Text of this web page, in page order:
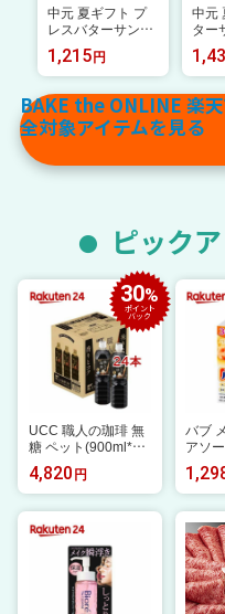
中元 夏ギフト プ
レスバターサンド
5個入 PRESS BU
TTER SAND【のし
無料】【公式】2026
ギフト 個包装 プ
チギフト お配り
お取り寄せ プレゼ
お菓子 スイーツ
洋菓子 焼き菓子
1,215円
中元
ター
おう
ESS
ND【
式】
プチ
お取
BAKE the ONLINE 楽
全対象アイテムを見る
ピック
UCC 職人の珈琲 無
糖 ペット(900ml*24
本セット)【職人の珈
琲】[アイスコーヒー
アイス ペットボトル
ブラック ケース]
4,820 円
30%
ポイント
バック
バブ
アソ
2錠入)
入浴
呂 リ
アソ